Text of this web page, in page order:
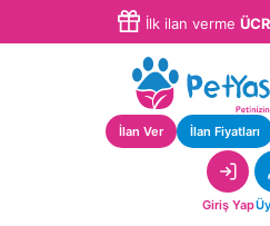
İlk ilan verme
İlan Ver İlan Fiyatları
Giriş Yap